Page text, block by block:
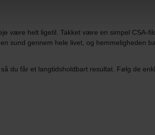
være helt ligetil. Takket være en simpel CSA-
sund gennem hele livet, og hemmeligheden
du får et langtidsholdbart resultat. Følg de